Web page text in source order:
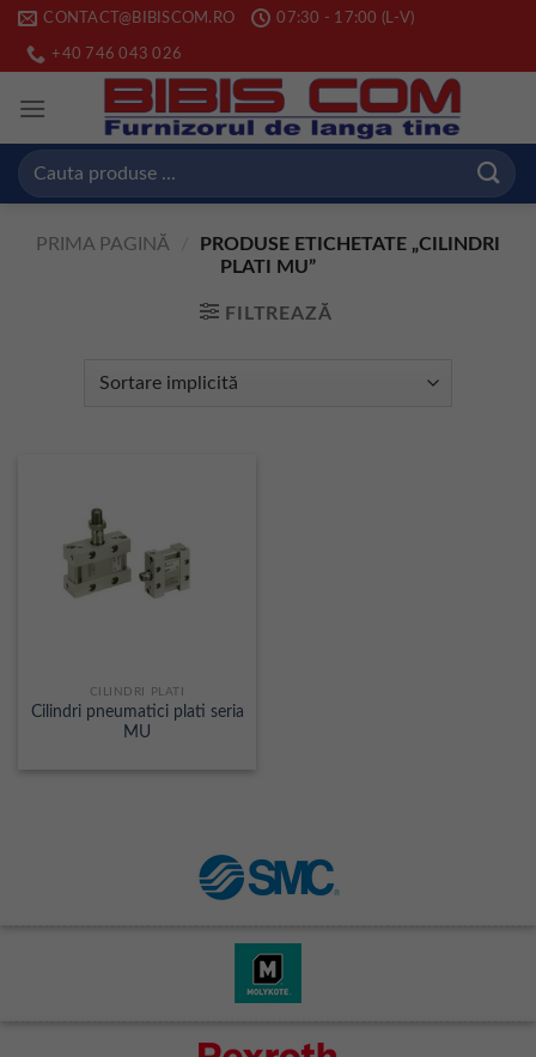
Skip
content
CONTACT@BIBISCOM.RO 07:30 - 17:00 (L-V)
+40 746 043 026
Caută
PRIMA PAGINĂ
PRODUSE ETICHETATE „CILINDRI
PLATI MU”
FILTREAZĂ
CILINDRI PLATI
Cilindri pneumatici plati seria
MU